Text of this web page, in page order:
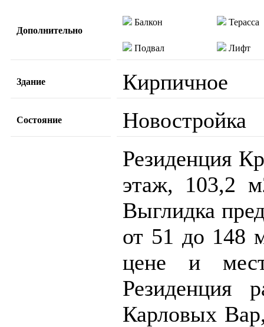
Дополнительно
Балкон Терасса
Подвал Лифт
Здание Кирпичное
Состояние Новостройка
Резиденция
этаж, 103,2
Выглидка
от 51 до 148
цене и
Резиденция
Карловых